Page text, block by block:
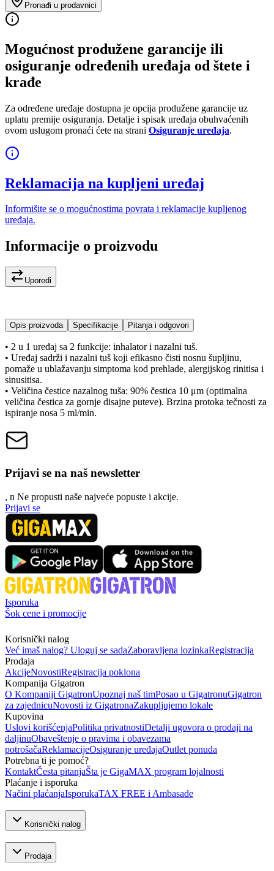
Pronađi u prodavnici
Mogućnost produžene garancije ili
osiguranje određenih uređaja od štete i
krađe
Za određene uređaje dostupna je opcija produžene garancije uz
uplatu premije osiguranja. Detalje i spisak uređaja obuhvaćenih
ovom uslugom pronaći ćete na strani Osiguranje uređaja.
Reklamacija na kupljeni uređaj
Informišite se o mogućnostima povrata i reklamacije kupljenog
uređaja.
Informacije o proizvodu
Uporedi
Opis proizvoda Specifikacije Pitanja i odgovori
• 2 u 1 uređaj sa 2 funkcije: inhalator i nazalni tuš.
• Uređaj sadrži i nazalni tuš koji efikasno čisti nosnu šupljinu,
pomaže u ublažavanju simptoma kod prehlade, alergijskog rinitisa i
sinusitisa.
• Veličina čestice nazalnog tuša: 90% čestica 10 μm (optimalna
veličina čestica za gornje disajne puteve). Brzina protoka tečnosti za
ispiranje nosa 5 ml/min.
Prijavi se na naš newsletter
, n Ne propusti naše najveće popuste i akcije.
Prijavi se
Isporuka
Šok cene i promocije
Korisnički nalog
Već imaš nalog? Uloguj se sadaZaboravljena lozinkaRegistracija
Prodaja
AkcijeNovostiRegistracija poklona
Kompanija Gigatron
O Kompaniji GigatronUpoznaj naš timPosao u GigatronuGigatron
za zajednicuNovosti iz GigatronaZakupljujemo lokale
Kupovina
Uslovi korišćenjaPolitika privatnostiDetalji ugovora o prodaji na
daljinuObaveštenje o pravima i obavezama
potrošačaReklamacijeOsiguranje uređajaOutlet ponuda
Potrebna ti je pomoć?
KontaktČesta pitanjaŠta je GigaMAX program lojalnosti
Plaćanje i isporuka
Načini plaćanjaIsporukaTAX FREE i Ambasade
Korisnički nalog
Prodaja